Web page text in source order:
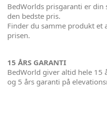
BedWorlds prisgaranti er
den bedste pris.
Finder du samme produkt et
prisen.
15 ÅRS GARANTI
BedWorld giver altid hele 15
og 5 års garanti på